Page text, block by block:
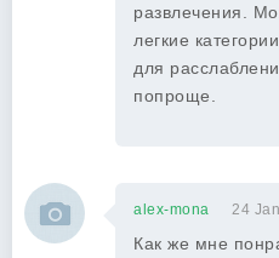
развлечения.
легкие
для
попроще.
alex-mona 24
Как же мне